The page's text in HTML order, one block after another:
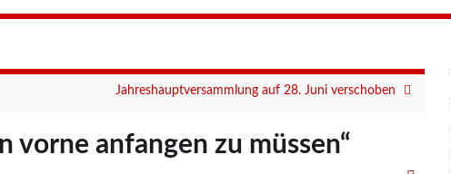
Jahreshauptversammlung auf 28. Juni verschoben
vorne anfangen zu müssen“